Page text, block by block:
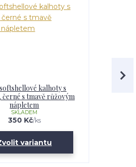
kalhoty s
černé s tmavě růžovým
nápletem
350 Kč/ks
SKLADEM
variantu